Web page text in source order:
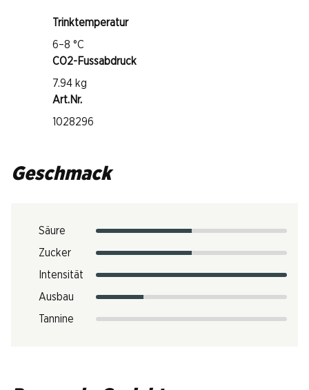
Trinktemperatur
6–8 °C
CO2-Fussabdruck
7.94 kg
Art.Nr.
1028296
Geschmack
Säure
Zucker
Intensität
Ausbau
Tannine